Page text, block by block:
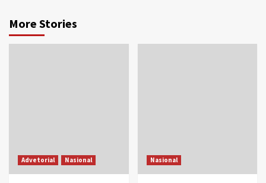
More Stories
Advetorial Nasional Nasional